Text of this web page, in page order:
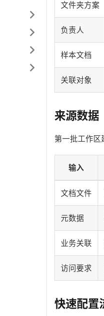
文件夹方案
负责人
样本文档
关联对象
来源数据
第一批工作区
输入
文档文件
元数据
业务关联
访问要求
快速配置